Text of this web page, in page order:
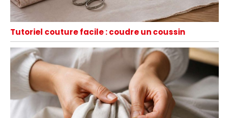
Tutoriel couture facile : coudre un coussin